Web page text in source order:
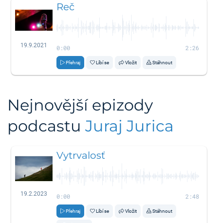
19.9.2021
Reč
0:00 2:26
Přehraj Líbí se Vložit Stáhnout
Nejnovější epizody
podcastu Juraj Jurica
19.2.2023
Vytrvalosť
0:00 2:48
Přehraj Líbí se Vložit Stáhnout